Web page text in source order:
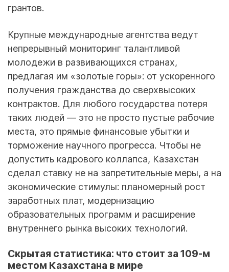
грантов.
Крупные международные агентства ведут
непрерывный мониторинг талантливой
молодежи в развивающихся странах,
предлагая им «золотые горы»: от ускоренного
получения гражданства до сверхвысоких
контрактов. Для любого государства потеря
таких людей — это не просто пустые рабочие
места, это прямые финансовые убытки и
торможение научного прогресса. Чтобы не
допустить кадрового коллапса, Казахстан
сделал ставку не на запретительные меры, а на
экономические стимулы: планомерный рост
заработных плат, модернизацию
образовательных программ и расширение
внутреннего рынка высоких технологий.
Скрытая статистика: что стоит за 109-м
местом Казахстана в мире